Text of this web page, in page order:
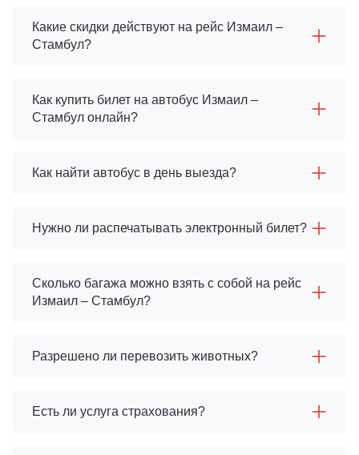
Какие скидки действуют на рейс Измаил –
Стамбул?
Как купить билет на автобус Измаил –
Стамбул онлайн?
Как найти автобус в день выезда?
Нужно ли распечатывать электронный билет?
Сколько багажа можно взять с собой на рейс
Измаил – Стамбул?
Разрешено ли перевозить животных?
Есть ли услуга страхования?